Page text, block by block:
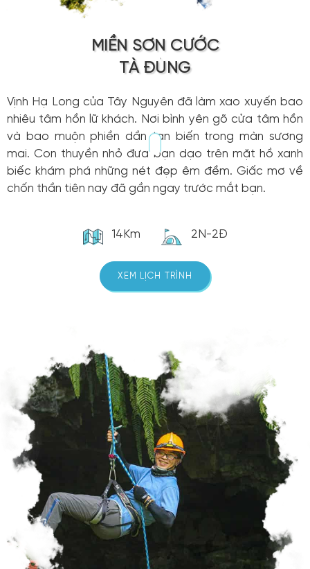
MIỀN SƠN CƯỚC
TÀ ĐÙNG
Vịnh Hạ Long của Tây Nguyên đã làm xao xuyến bao
nhiêu tâm hồn lữ khách. Nơi bình yên gõ cửa tâm hồn
và bao muộn phiền dần tan biến trong màn sương
mai. Con thuyền nhỏ đưa bạn dạo trên mặt hồ xanh
biếc khám phá những nét đẹp êm đềm. Giấc mơ về
chốn thần tiên nay đã gần ngay trước mắt bạn.
14Km 2N-2Đ
XEM LỊCH TRÌNH